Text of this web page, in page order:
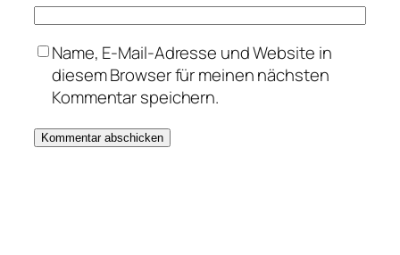
Name, E-Mail-Adresse und Website in
diesem Browser für meinen nächsten
Kommentar speichern.